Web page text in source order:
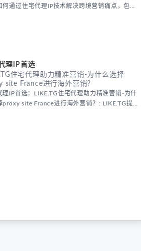
何通过住宅代理IP技术解决跨境营销痛点，包括
理IP首选
住宅代理助力精准营销-为什么选择
site France进行海外营销？
理IP首选：LIKE.TG住宅代理助力精准营销-为什
proxy site France进行海外营销？: LIKE.TG提